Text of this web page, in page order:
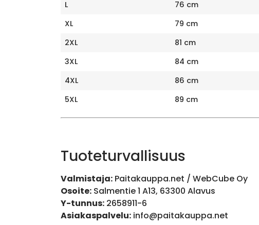
L
76 cm
XL
79 cm
2XL
81 cm
3XL
84 cm
4XL
86 cm
5XL
89 cm
Tuoteturvallisuus
Valmistaja:Paitakauppa.net / WebCube Oy
Osoite:Salmentie 1 A13, 63300 Alavus
Y-tunnus:2658911-6
Asiakaspalvelu: info@paitakauppa.net